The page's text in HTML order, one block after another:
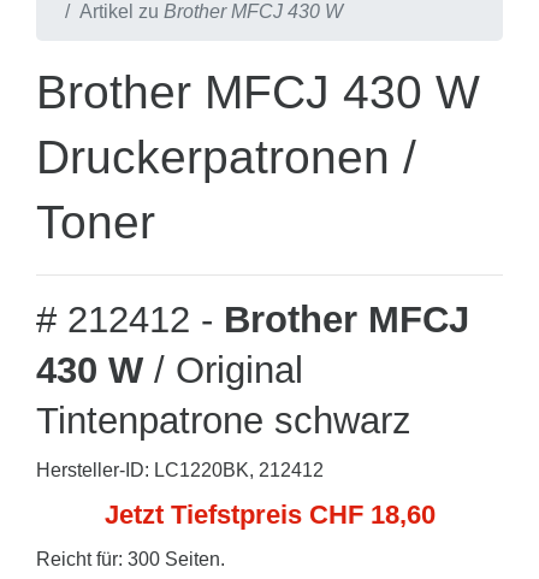
Artikel zu Brother MFCJ 430 W
Brother MFCJ 430 W
Druckerpatronen /
Toner
# 212412 - Brother MFCJ
430 W / Original
Tintenpatrone schwarz
Hersteller-ID: LC1220BK, 212412
Jetzt Tiefstpreis CHF 18,60
Reicht für: 300 Seiten.